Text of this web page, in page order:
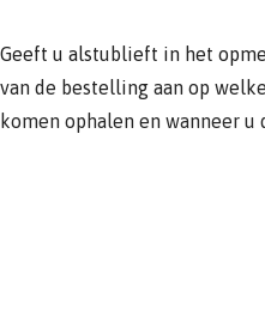
Geeft u alstublieft in het
van de bestelling aan op
komen ophalen en wanneer